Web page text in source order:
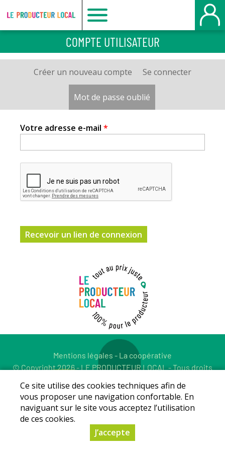
Le
producteur
local
Bois
Guillaume
COMPTE UTILISATEUR
OngletsCréer un nouveau compte Se connecter
Mot de passe oublié
Votre adresse e-mail *
Mentions légales - La coopérative
© Copyright 2026 - LE PRODUCTEUR LOCAL - Tous droits
Ce site utilise des cookies techniques afin de
vous proposer une navigation confortable. En
naviguant sur le site vous acceptez l’utilisation
de ces cookies.
J’accepte